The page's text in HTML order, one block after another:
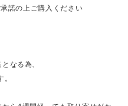
諾の上ご購入ください
なる為、